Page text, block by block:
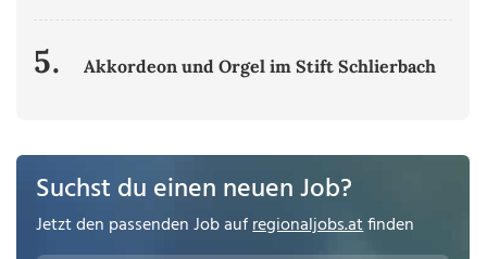
5. Akkordeon und Orgel im Stift Schlierbach
Suchst du einen neuen Job?
Jetzt den passenden Job aufregionaljobs.atfinden